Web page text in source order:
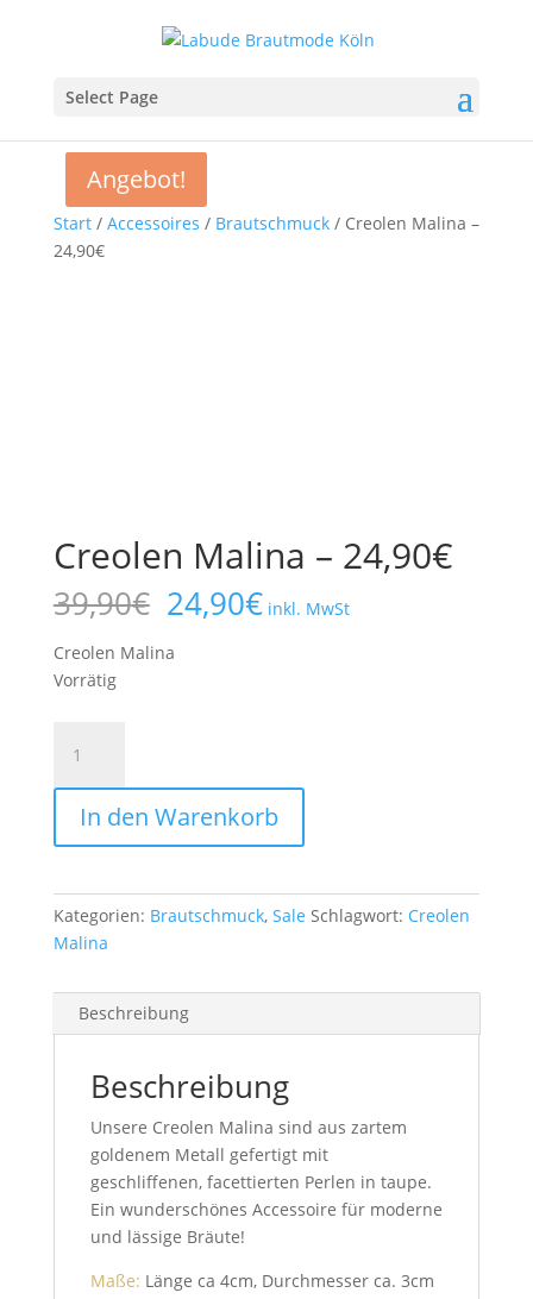
Select Page
Start/ Accessoires / Brautschmuck/ Creolen Malina –
24,90€
Angebot!
Creolen Malina – 24,90€
39,90€ Ursprünglicher
Preis
war:
24,90€Aktueller
Preis
inkl. MwSt
Creolen Malina
Vorrätig
Malina
-
24,90€
Menge
In den Warenkorb
Kategorien: Brautschmuck, Sale Schlagwort: Creolen
Malina
Beschreibung
Beschreibung
Unsere Creolen Malina sind aus zartem
goldenem Metall gefertigt mit
geschliffenen, facettierten Perlen in taupe.
Ein wunderschönes Accessoire für moderne
und lässige Bräute!
Maße: Länge ca 4cm, Durchmesser ca. 3cm
Angebot!